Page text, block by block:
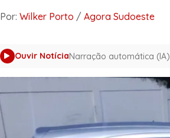
Por: Wilker Porto / Agora Sudoeste
Ouvir NotíciaNarração automática (IA)